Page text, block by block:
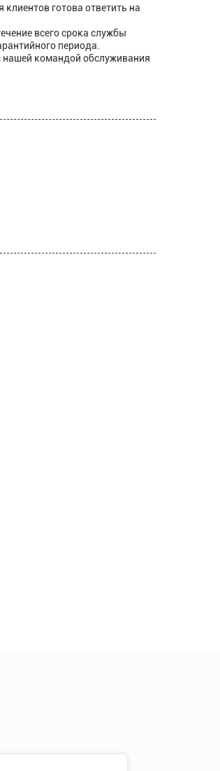
готова ответить на
всего срока службы
периода.
нашей командой обслуживания